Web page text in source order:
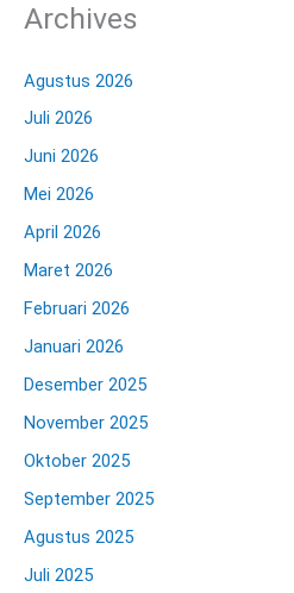
Archives
Agustus 2026
Juli 2026
Juni 2026
Mei 2026
April 2026
Maret 2026
Februari 2026
Januari 2026
Desember 2025
November 2025
Oktober 2025
September 2025
Agustus 2025
Juli 2025